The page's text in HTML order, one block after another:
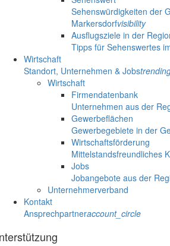
Sehenswürdigkeiten der
Markersdorfvisibility
Ausflugsziele in der
Tipps für Sehenswertes
Wirtschaft
Standort, Unternehmen & Jobs
Wirtschaft
Firmendatenbank
Unternehmen aus der
Gewerbeflächen
Gewerbegebiete in der
Wirtschaftsförderung
Mittelstandsfreundliches
Jobs
Jobangebote aus der
Unternehmerverband
Kontakt
Ansprechpartneraccount_circle